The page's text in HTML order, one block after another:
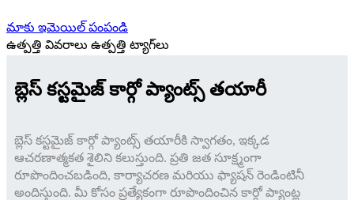
మాకు ఇమెయిల్ పంపండి
ఉత్పత్తి వివరాలు ఉత్పత్తి ట్యాగ్‌లు
బ్లెస్ కస్టమైజ్ కార్గో ప్యాంట్స్ తయారీ
బ్లెస్ కస్టమైజ్ కార్గో ప్యాంట్స్ తయారీకి స్వాగతం, ఇక్కడ
ఆచరణాత్మకత శైలిని కలుస్తుంది. ప్రతి జత సూక్ష్మంగా
రూపొందించబడింది, కార్యాచరణ మరియు ఫ్యాషన్ రెండింటినీ
అందిస్తుంది. మీ కోసం ప్రత్యేకంగా రూపొందించిన కార్గో ప్యాంట్ల